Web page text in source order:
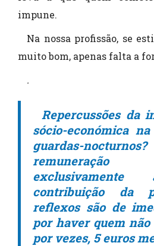
impune.
Na nossa profissão, se
muito bom, apenas falta a
.
Repercussões da
sócio-económica
guardas-
contribuição da
reflexos são de
por haver quem não
por vezes, 5 euros